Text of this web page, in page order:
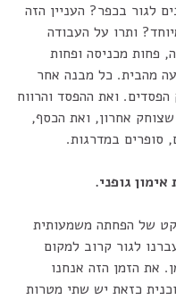
לגור בכפר? העניין הזה
ותרו על העבודה
פחות מכניסה ופחות
מהבית. כל מבנה אחר
ואת ההפסד והרווח
אחרון, ואת הכסף,
סופרים במדרגות.
של הפחתה משמעותית
לגור קרוב למקום
את הזמן הזה אנחנו
כזאת יש שתי מטרות